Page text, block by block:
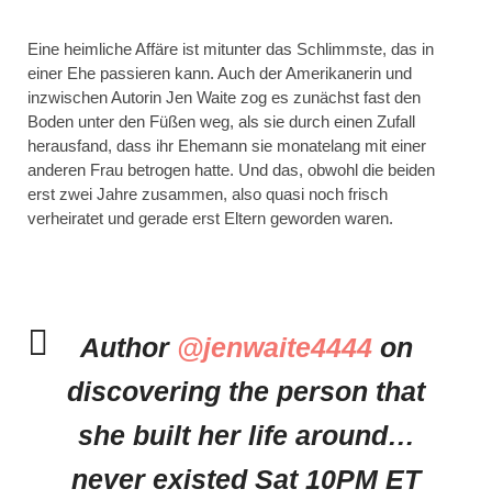
Eine heimliche Affäre ist mitunter das Schlimmste, das in
einer Ehe passieren kann. Auch der Amerikanerin und
inzwischen Autorin Jen Waite zog es zunächst fast den
Boden unter den Füßen weg, als sie durch einen Zufall
herausfand, dass ihr Ehemann sie monatelang mit einer
anderen Frau betrogen hatte. Und das, obwohl die beiden
erst zwei Jahre zusammen, also quasi noch frisch
verheiratet und gerade erst Eltern geworden waren.
Author @jenwaite4444on
discovering the person that
she built her life around…
never existed Sat 10PM ET